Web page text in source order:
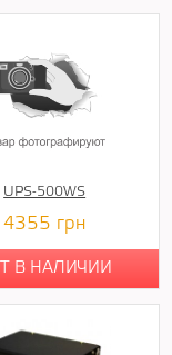
UPS-500WS
4355 грн
В НАЛИЧИИ